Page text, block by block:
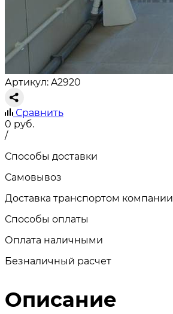
Артикул: A2920
Сравнить
0 руб.
/
Способы доставки
Самовывоз
Доставка транспортом компании
Способы оплаты
Оплата наличными
Безналичный расчет
Описание